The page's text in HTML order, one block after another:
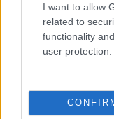
I want to allow
related to
functionality
user protection.
Dall'Ara
sul